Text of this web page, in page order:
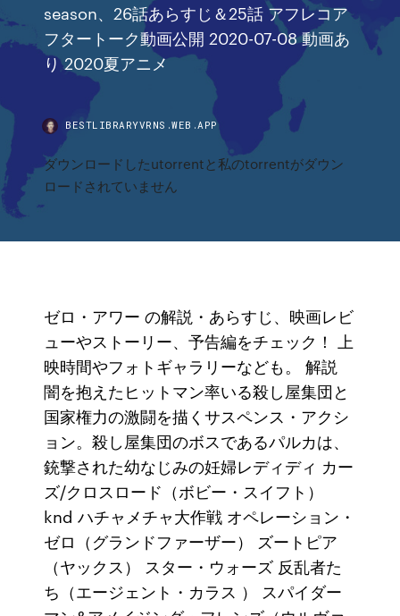
season、26話あらすじ＆25話 アフレコア
フタートーク動画公開 2020-07-08 動画あ
り 2020夏アニメ
BESTLIBRARYVRNS.WEB.APP
ダウンロードしたutorrentと私のtorrentがダウン
ロードされていません
ゼロ・アワー の解説・あらすじ、映画レビ
ューやストーリー、予告編をチェック！ 上
映時間やフォトギャラリーなども。 解説
闇を抱えたヒットマン率いる殺し屋集団と
国家権力の激闘を描くサスペンス・アクシ
ョン。殺し屋集団のボスであるパルカは、
銃撃された幼なじみの妊婦レディディ カー
ズ/クロスロード（ボビー・スイフト）
knd ハチャメチャ大作戦 オペレーション・
ゼロ（グランドファーザー） ズートピア
（ヤックス） スター・ウォーズ 反乱者た
ち（エージェント・カラス ） スパイダー